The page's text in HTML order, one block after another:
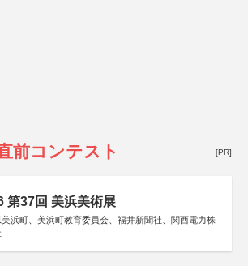
前コンテスト [PR]
第37回 美浜美術展
浜町、美浜町教育委員会、福井新聞社、関西電力株